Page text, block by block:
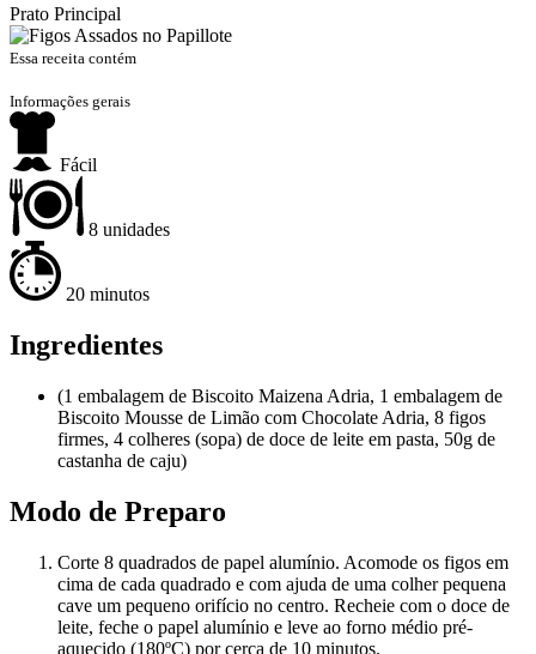
Prato Principal
Essa receita contém
Informações gerais
Fácil
8 unidades
20 minutos
Ingredientes
(1 embalagem de Biscoito Maizena Adria, 1 embalagem de
Biscoito Mousse de Limão com Chocolate Adria, 8 figos
firmes, 4 colheres (sopa) de doce de leite em pasta, 50g de
castanha de caju)
Modo de Preparo
Corte 8 quadrados de papel alumínio. Acomode os figos em
cima de cada quadrado e com ajuda de uma colher pequena
cave um pequeno orifício no centro. Recheie com o doce de
leite, feche o papel alumínio e leve ao forno médio pré-
aquecido (180ºC) por cerca de 10 minutos.